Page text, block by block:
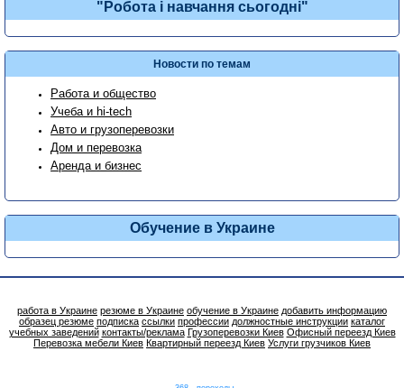
"Робота і навчання сьогодні"
Новости по темам
Работа и общество
Учеба и hi-tech
Авто и грузоперевозки
Дом и перевозка
Аренда и бизнес
Обучение в Украине
работа в Украине резюме в Украине обучение в Украине добавить информацию
образец резюме подписка ссылки профессии должностные инструкции каталог
учебных заведений контакты/реклама Грузоперевозки Киев Офисный переезд Киев
Перевозка мебели Киев Квартирный переезд Киев Услуги грузчиков Киев